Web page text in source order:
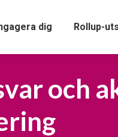
dig Rollup-
och